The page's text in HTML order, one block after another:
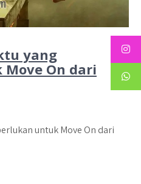
yang
On dari
untuk Move On dari